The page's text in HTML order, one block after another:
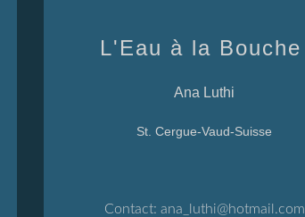
L'Eau à la Bouche
Ana Luthi
St. Cergue-Vaud-Suisse
Contact: ana_luthi@hotmail.com